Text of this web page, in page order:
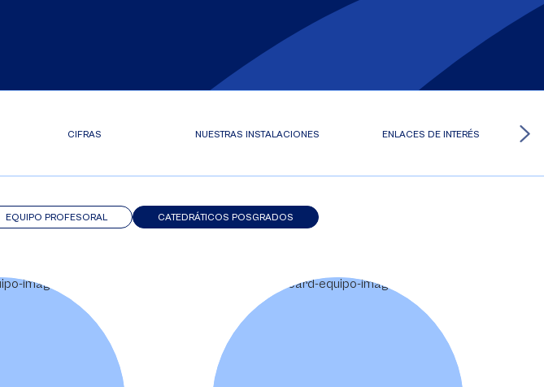
CIFRAS NUESTRAS INSTALACIONES ENLACES DE INTERÉS
CATEDRÁTICOS POSGRADOS
EQUIPO PROFESORAL